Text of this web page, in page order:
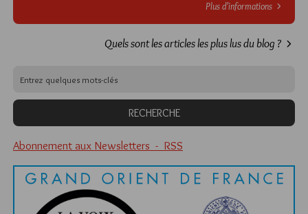
Plus d’informations
Quels sont les articles les plus lus du blog ?
Abonnement aux Newsletters - RSS